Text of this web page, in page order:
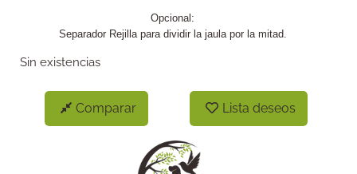
Opcional:
Separador Rejilla para dividir la jaula por la mitad.
Sin existencias
Comparar Lista deseos